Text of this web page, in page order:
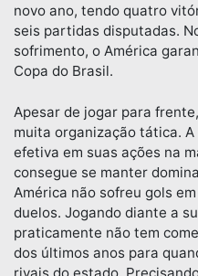
novo ano, tendo quatro
seis partidas disputadas.
sofrimento, o América
Copa do Brasil.
Apesar de jogar para
muita organização tática.
efetiva em suas ações na
consegue se manter
América não sofreu gols
duelos. Jogando diante a
praticamente não tem
dos últimos anos para
rivais do estado.